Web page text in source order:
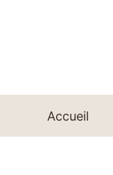
Accueil